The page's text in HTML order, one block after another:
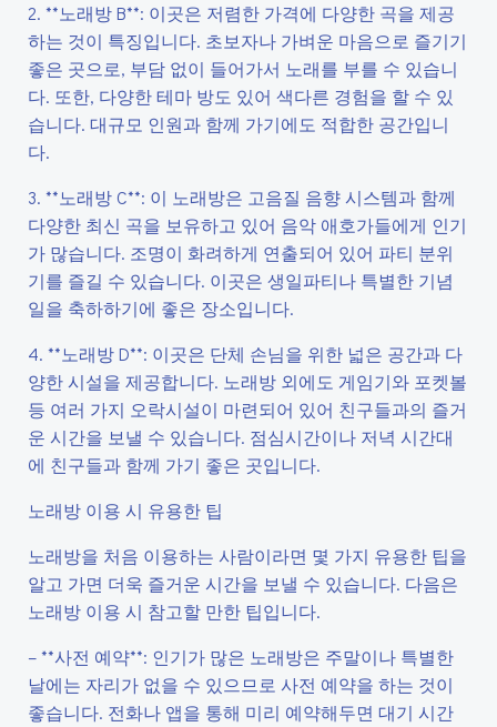
2. **노래방 B**: 이곳은 저렴한 가격에 다양한 곡을 제공
하는 것이 특징입니다. 초보자나 가벼운 마음으로 즐기기
좋은 곳으로, 부담 없이 들어가서 노래를 부를 수 있습니
다. 또한, 다양한 테마 방도 있어 색다른 경험을 할 수 있
습니다. 대규모 인원과 함께 가기에도 적합한 공간입니
다.
3. **노래방 C**: 이 노래방은 고음질 음향 시스템과 함께
다양한 최신 곡을 보유하고 있어 음악 애호가들에게 인기
가 많습니다. 조명이 화려하게 연출되어 있어 파티 분위
기를 즐길 수 있습니다. 이곳은 생일파티나 특별한 기념
일을 축하하기에 좋은 장소입니다.
4. **노래방 D**: 이곳은 단체 손님을 위한 넓은 공간과 다
양한 시설을 제공합니다. 노래방 외에도 게임기와 포켓볼
등 여러 가지 오락시설이 마련되어 있어 친구들과의 즐거
운 시간을 보낼 수 있습니다. 점심시간이나 저녁 시간대
에 친구들과 함께 가기 좋은 곳입니다.
노래방 이용 시 유용한 팁
노래방을 처음 이용하는 사람이라면 몇 가지 유용한 팁을
알고 가면 더욱 즐거운 시간을 보낼 수 있습니다. 다음은
노래방 이용 시 참고할 만한 팁입니다.
– **사전 예약**: 인기가 많은 노래방은 주말이나 특별한
날에는 자리가 없을 수 있으므로 사전 예약을 하는 것이
좋습니다. 전화나 앱을 통해 미리 예약해두면 대기 시간